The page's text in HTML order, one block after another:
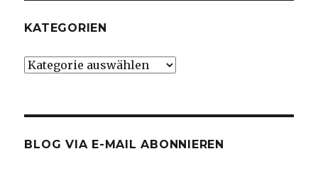
KATEGORIEN
Kategorien
BLOG VIA E-MAIL ABONNIEREN